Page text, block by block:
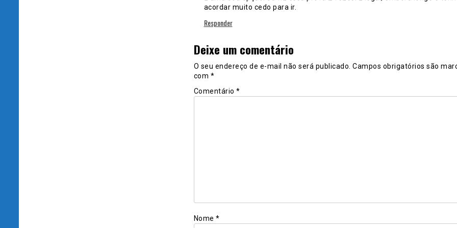
acordar muito cedo para ir.
Responder
Deixe um comentário
O seu endereço de e-mail não será publicado. Campos obrigatórios são
com *
Comentário *
Nome *